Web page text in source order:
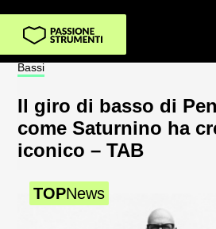
Contatti
Impostazioni dei cookie
Chi Siamo
Newsletter
Bassi
Il giro di basso di
come Saturnino ha
iconico – TAB
TOPNews